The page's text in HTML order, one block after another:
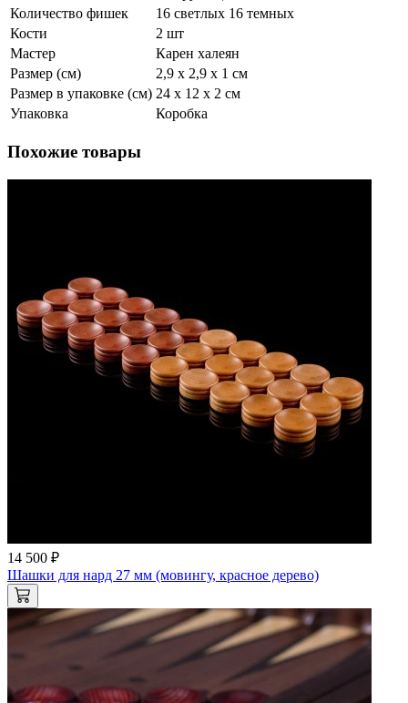
Количество фишек
16 светлых 16 темных
Кости
2 шт
Мастер
Карен халеян
Размер (см)
2,9 х 2,9 х 1 см
Размер в упаковке (см) 24 х 12 х 2 см
Упаковка
Коробка
Похожие товары
14 500 ₽
Шашки для нард 27 мм (мовингу, красное дерево)